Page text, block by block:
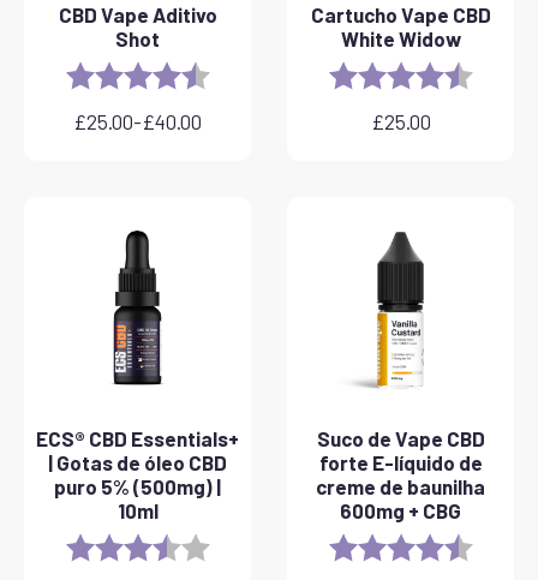
CBD Vape Aditivo
Shot
Rating: 4.8 out of 5 stars
£25.00-£40.00
Gama
a
40,00
Cartucho Vape CBD
White Widow
Rating: 4.6 out
£25.00
ECS® CBD Essentials+
| Gotas de óleo CBD
puro 5% (500mg) |
10ml
Rating: 3.8 out of 5 stars
Suco de Vape CBD
forte E-líquido de
creme de baunilha
600mg + CBG
Rating: 4.6 out